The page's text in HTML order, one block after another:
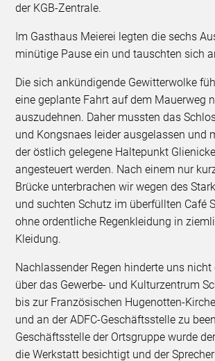
der KGB-Zentrale.
Im Gasthaus Meierei legten die sechs
minütige Pause ein und tauschten sich
Die sich ankündigende Gewitterwolke
eine geplante Fahrt auf dem Mauerweg
auszudehnen. Daher mussten das
und Kongsnaes leider ausgelassen und
der östlich gelegene Haltepunkt
angesteuert werden. Nach einem nur
Brücke unterbrachen wir wegen des
und suchten Schutz im überfüllten Café
ohne ordentliche Regenkleidung in
Kleidung.
Nachlassender Regen hinderte uns nicht
über das Gewerbe- und Kulturzentrum
bis zur Französischen Hugenotten-
und an der ADFC-Geschäftsstelle zu
Geschäftsstelle der Ortsgruppe wurde
die Werkstatt besichtigt und der